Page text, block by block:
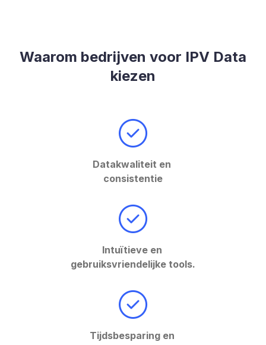
Waarom bedrijven voor IPV Data
kiezen
Datakwaliteit en
consistentie
Intuïtieve en
gebruiksvriendelijke tools.
Tijdsbesparing en